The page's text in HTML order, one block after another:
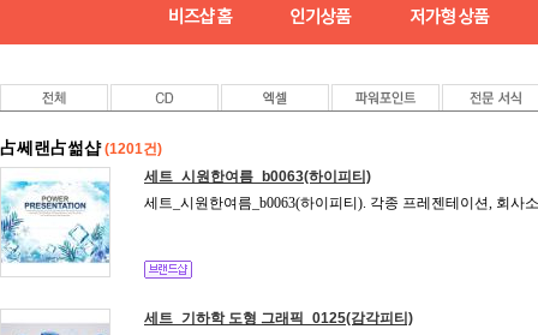
占쎄랜占썲샵 (1201건)
세트_시원한여름_b0063(하이피티)
세트_시원한여름_b0063(하이피티). 각종 프레젠테이션, 회사
세트_기하학 도형 그래픽_0125(감각피티)